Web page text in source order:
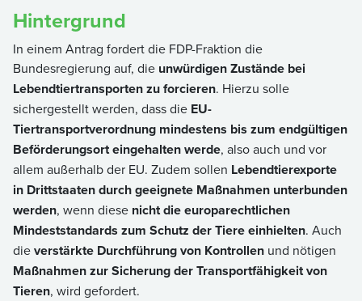
Hintergrund
In einem Antrag fordert die FDP-Fraktion die
Bundesregierung auf, die unwürdigen Zustände bei
Lebendtiertransporten zu forcieren. Hierzu solle
sichergestellt werden, dass die EU-
Tiertransportverordnung mindestens bis zum endgültigen
Beförderungsort eingehalten werde, also auch und vor
allem außerhalb der EU. Zudem sollen Lebendtierexporte
in Drittstaaten durch geeignete Maßnahmen unterbunden
werden, wenn diese nicht die europarechtlichen
Mindeststandards zum Schutz der Tiere einhielten. Auch
dieverstärkte Durchführung von Kontrollen und nötigen
Maßnahmen zur Sicherung der Transportfähigkeit von
Tieren, wird gefordert.